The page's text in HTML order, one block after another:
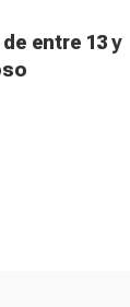
entre 13 y